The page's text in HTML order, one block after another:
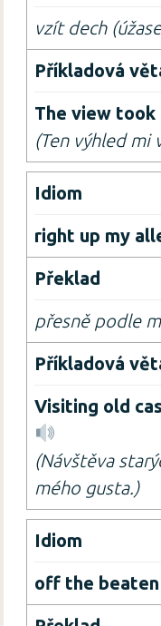
vzít dech
The view took
(Ten výhled mi
right up my
přesně podle
Visiting old
(Návštěva
mého gusta.)
off the